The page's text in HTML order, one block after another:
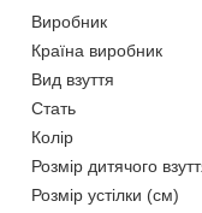
Виробник
Країна виробник
Вид взуття
Стать
Колір
Розмір дитячого
Розмір устілки (см)